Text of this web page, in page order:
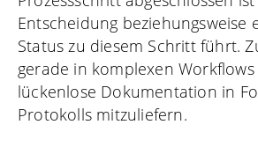
Entscheidung beziehungsweise
Status zu diesem Schritt führt.
gerade in komplexen
lückenlose Dokumentation in
Protokolls mitzuliefern.